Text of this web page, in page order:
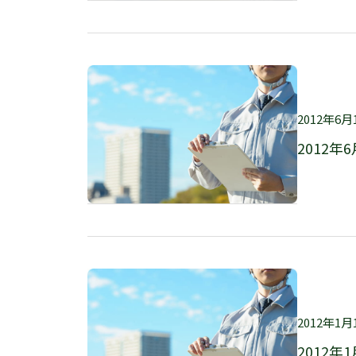
2012年6月
2012年6
2012年1月
2012年1